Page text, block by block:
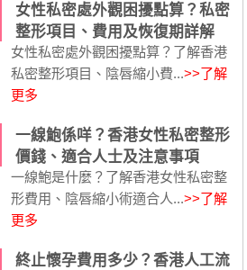
女性私密處外觀困擾點算？私密
整形項目、費用及恢復期詳解
女性私密處外觀困擾點算？了解香港
私密整形項目、陰唇縮小費...>>了解
更多
一線鮑係咩？香港女性私密整形
價錢、適合人士及注意事項
一線鮑是什麼？了解香港女性私密整
形費用、陰唇縮小術適合人...>>了解
更多
終止懷孕費用多少？香港人工流